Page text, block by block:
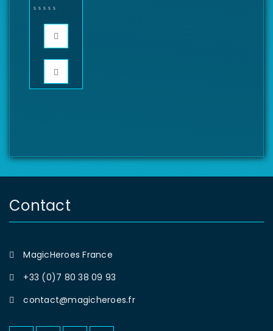
Contact
MagicHeroes France
+33 (0)7 80 38 09 93
contact@magicheroes.fr